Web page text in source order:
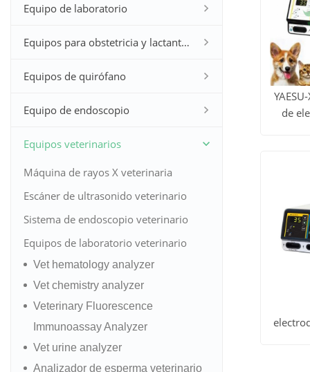
Equipo de laboratorio
Equipos para obstetricia y lactantes
Equipos de quirófano
Equipo de endoscopio
Equipos veterinarios
Máquina de rayos X veterinaria
Escáner de ultrasonido veterinario
Sistema de endoscopio veterinario
Equipos de laboratorio veterinario
Vet hematology analyzer
Vet chemistry analyzer
Veterinary Fluorescence
Immunoassay Analyzer
Vet urine analyzer
Analizador de esperma veterinario
de